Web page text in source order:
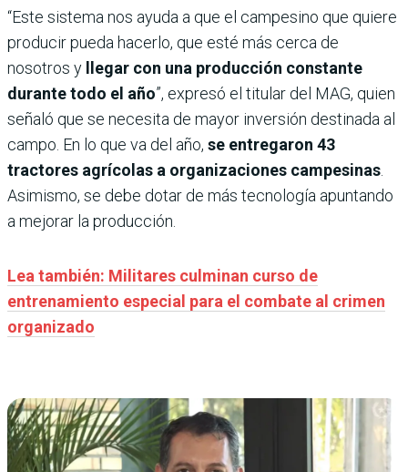
“Este sistema nos ayuda a que el campesino que quiere
producir pueda hacerlo, que esté más cerca de
nosotros y llegar con una producción constante
durante todo el año”, expresó el titular del MAG, quien
señaló que se necesita de mayor inversión destinada al
campo. En lo que va del año, se entregaron 43
tractores agrícolas a organizaciones campesinas
Asimismo, se debe dotar de más tecnología apuntando
a mejorar la producción.
Lea también: Militares culminan curso de
entrenamiento especial para el combate al crimen
organizado